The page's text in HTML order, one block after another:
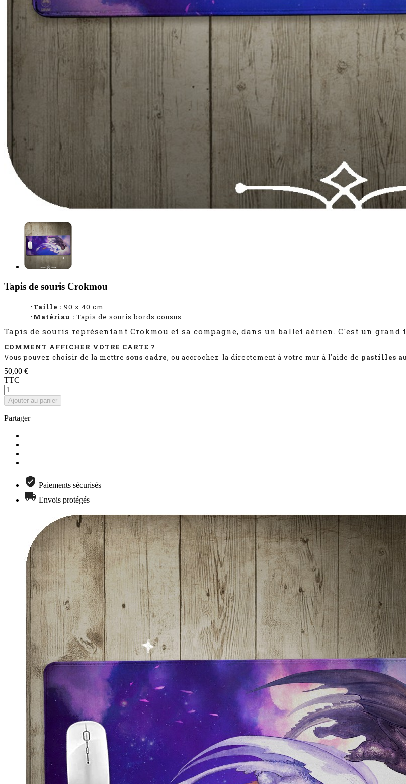
Tapis de souris Crokmou
•Taille : 90 x 40 cm
•Matériau : Tapis de souris bords cousus
Tapis de souris représentant Crokmou et sa compagne, dans un ballet aérien. C'est un
COMMENT AFFICHER VOTRE CARTE ?
Vous pouvez choisir de la mettre sous cadre, ou accrochez-la directement à votre mur à l'aide de pastilles
50,00 €
TTC
Ajouter au panier
Partager
Paiements sécurisés
Envois protégés